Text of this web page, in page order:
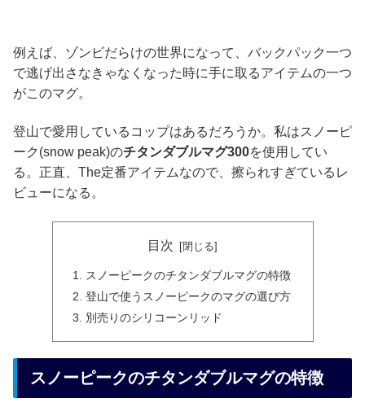
例えば、ゾンビだらけの世界になって、バックパック一つ
で逃げ出さなきゃなくなった時に手に取るアイテムの一つ
がこのマグ。
登山で愛用しているコップはあるだろうか。私はスノーピ
ーク(snow peak)のチタンダブルマグ300を使用してい
る。正直、The定番アイテムなので、擦られすぎているレ
ビューになる。
目次
スノーピークのチタンダブルマグの特徴
登山で使うスノーピークのマグの選び方
別売りのシリコーンリッド
スノーピークのチタンダブルマグの特徴